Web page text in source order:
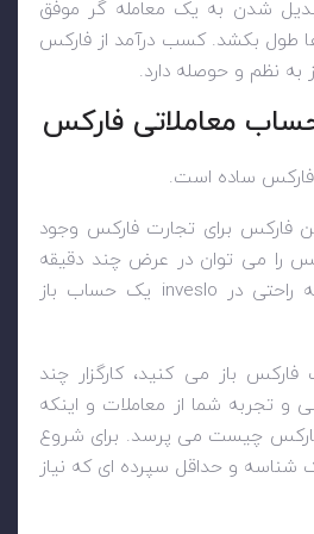
شدن به یک معامله گر موفق
طول بکشد. کسب درآمد از فارکس
به نظم و حوصله دارد.
معاملاتی فارکس
فارکس ساده است.
فارکس برای تجارت فارکس وجود
را می توان در عرض چند دقیقه
انجام داد. می توانید به راحتی در inveslo یک حساب باز
باز می کنید، کارگزار چند
و تجربه شما از معاملات و اینکه
فارکس چیست می پرسد. برای شروع
شناسه و حداقل سپرده ای که نیاز